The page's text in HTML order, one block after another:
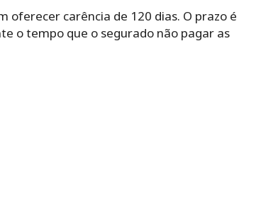
oferecer carência de 120 dias. O prazo é
o tempo que o segurado não pagar as